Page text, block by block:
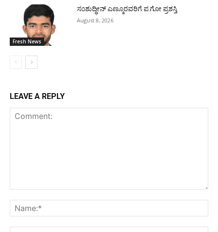
Fresh News
ಸಂಶುದ್ಧೀನ್ ಎಣ್ಮೂರವರಿಗೆ ಪ.ಗೋ ಪ್ರಶಸ್ತಿ
August 8, 2026
LEAVE A REPLY